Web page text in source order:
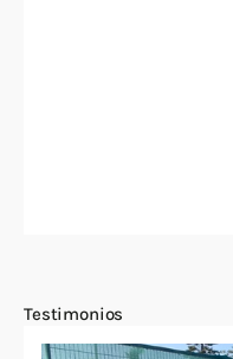
Testimonios